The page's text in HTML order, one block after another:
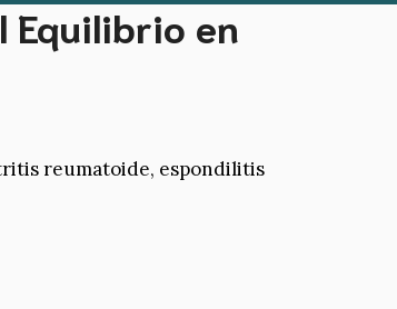
Equilibrio en
reumatoide, espondilitis